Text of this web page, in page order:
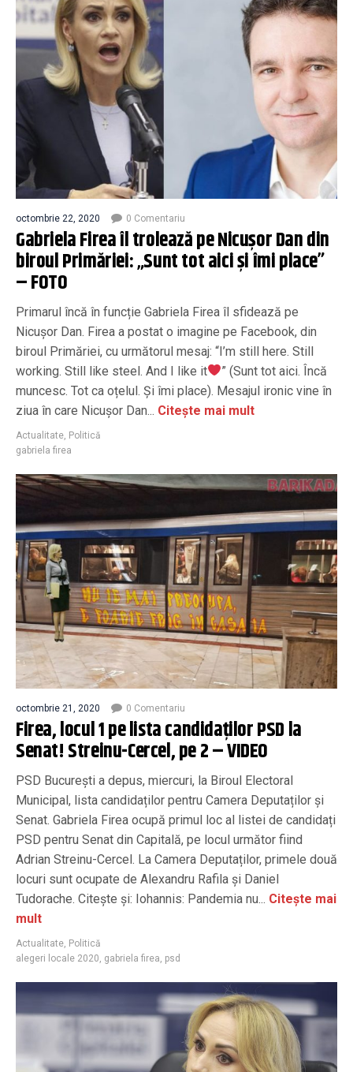
octombrie 22, 2020 0 Comentariu
Gabriela Firea îl trolează pe Nicușor Dan din
biroul Primăriei: „Sunt tot aici și îmi place”
– FOTO
Primarul încă în funcție Gabriela Firea îl sfidează pe
Nicușor Dan. Firea a postat o imagine pe Facebook, din
biroul Primăriei, cu următorul mesaj: “I’m still here. Still
working. Still like steel. And I like it
” (Sunt tot aici. Încă
muncesc. Tot ca oțelul. Și îmi place). Mesajul ironic vine în
ziua în care Nicușor Dan... Citește mai mult
Actualitate Politică
gabriela firea
octombrie 21, 2020 0 Comentariu
Firea, locul 1 pe lista candidaților PSD la
Senat! Streinu-Cercel, pe 2 – VIDEO
PSD București a depus, miercuri, la Biroul Electoral
Municipal, lista candidaților pentru Camera Deputaților și
Senat. Gabriela Firea ocupă primul loc al listei de candidați
PSD pentru Senat din Capitală, pe locul următor fiind
Adrian Streinu-Cercel. La Camera Deputaților, primele două
locuri sunt ocupate de Alexandru Rafila și Daniel
Tudorache. Citește și: Iohannis: Pandemia nu... Citește mai
mult
Actualitate Politică
alegeri locale 2020 gabriela firea psd